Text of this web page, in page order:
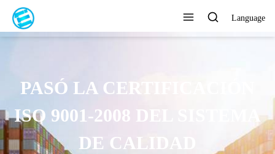
Language
RÁPIDA, EN 7 DÍAS